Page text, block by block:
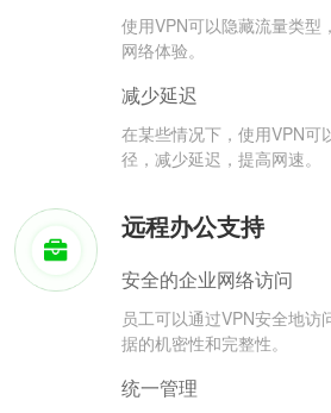
使用VPN可以隐藏流量类型
网络体验。
减少延迟
在某些情况下，使用VPN可
径，减少延迟，提高网速。
远程办公支持
安全的企业网络访问
员工可以通过VPN安全地访
据的机密性和完整性。
统一管理